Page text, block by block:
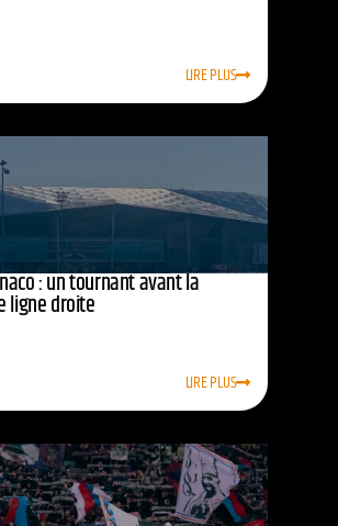
LIRE PLUS
: un tournant avant la
ligne droite
LIRE PLUS